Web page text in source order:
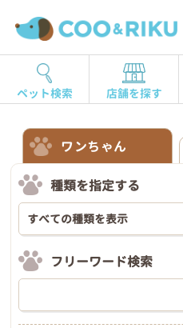
ペット検索 店舗を探す
ワンちゃん
種類を指定する
フリーワード検索